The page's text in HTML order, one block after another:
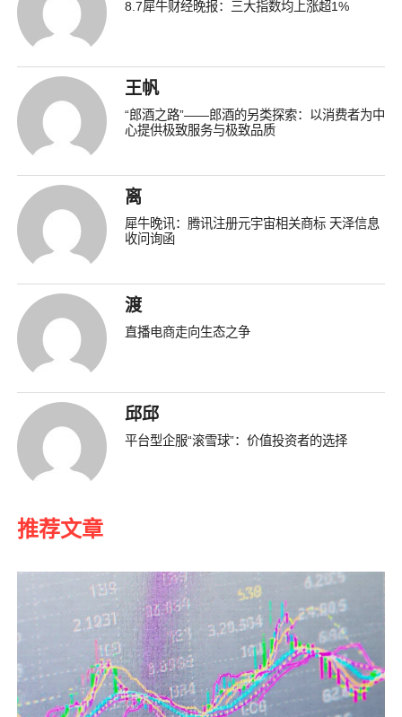
8.7犀牛财经晚报：三大指数均上涨超1%
王帆
“郎酒之路”——郎酒的另类探索：以消费者为中
心提供极致服务与极致品质
离
犀牛晚讯：腾讯注册元宇宙相关商标 天泽信息
收问询函
渡
直播电商走向生态之争
邱邱
平台型企服“滚雪球”：价值投资者的选择
推荐文章